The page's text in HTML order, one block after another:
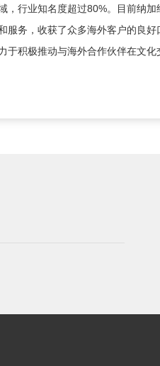
，行业知名度超过80%。目前纳
服务，收获了众多海外客户的良
于积极推动与海外合作伙伴在文化